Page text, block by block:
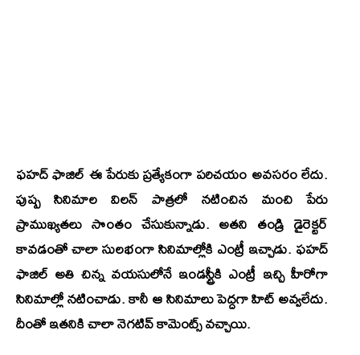
ఫహద్ ఫాజిల్ ఈ పేరుకు ప్రత్యేకంగా పరిచయం అవసరం లేదు.
పుష్ప సినిమాల విలన్ పాత్రలో నటించిన మంచి పేరు
ప్రాముఖ్యతలు సొంతం చేసుకున్నాడు. అతని తండ్రి డైరెక్టర్
కావడంతో చాలా సులభంగా సినిమాల్లోకి ఎంట్రీ ఇచ్చాడు. ఫహద్
ఫాజిల్ అతి చిన్న వయసులోనే ఇండస్ట్రీకి ఎంట్రీ ఇచ్చి హీరోగా
సినిమాల్లో నటించాడు. కానీ ఆ సినిమాలు పెద్దగా హిట్ అవ్వలేదు.
దీంతో ఇతనికి చాలా నెగటివ్ కామెంట్స్ వచ్చాయి.